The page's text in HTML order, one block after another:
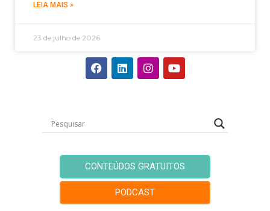
LEIA MAIS »
23 de julho de 2026
CONTEÚDOS GRATUITOS
PODCAST